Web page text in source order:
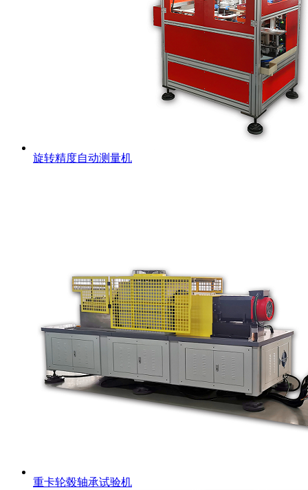
旋转精度自动测量机
重卡轮毂轴承试验机